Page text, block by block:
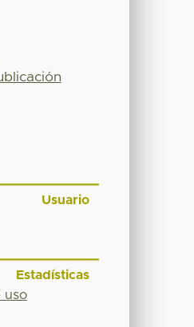
Usuario
Estadísticas
uso